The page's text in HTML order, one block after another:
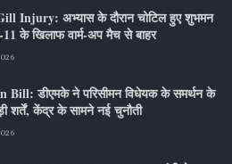
Injury: अभ्यास के दौरान चोटिल हुए शुभमन
11 के खिलाफ वार्म-अप मैच से बाहर
Bill: डीएमके ने परिसीमन विधेयक के समर्थन के
शर्तें, केंद्र के सामने नई चुनौती